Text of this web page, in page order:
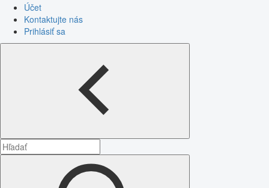
Účet
Kontaktujte nás
Prihlásiť sa